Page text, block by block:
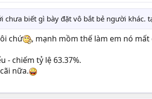
chưa biết gì bày đặt vô bắt bẻ người
chứ
, mạnh mồm thế làm em nó
- chiếm tỷ lệ 63.37%.
nữa.